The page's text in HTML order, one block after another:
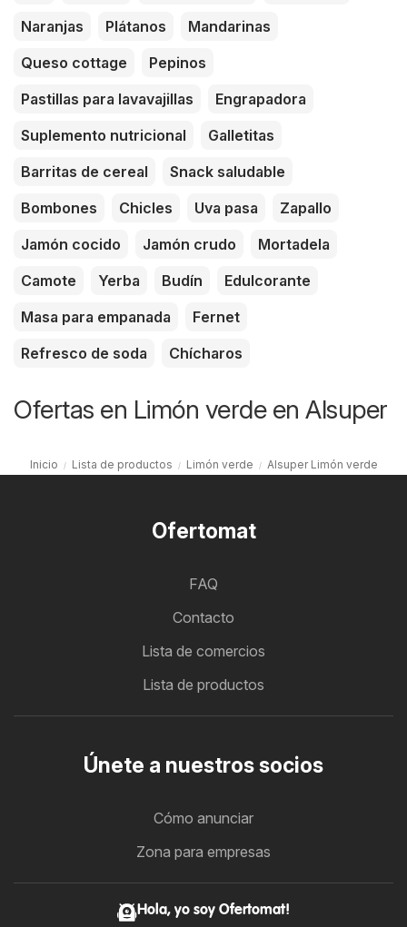
Naranjas
Plátanos
Mandarinas
Queso cottage
Pepinos
Pastillas para lavavajillas
Engrapadora
Suplemento nutricional
Galletitas
Barritas de cereal
Snack saludable
Bombones
Chicles Uva pasa
Zapallo
Jamón cocido
Jamón crudo
Mortadela
Camote
Yerba Budín
Edulcorante
Masa para empanada
Fernet
Refresco de soda
Chícharos
Ofertas en Limón verde en Alsuper
Inicio Lista de productos Limón verde Alsuper Limón verde
Ofertomat
FAQ
Contacto
Lista de comercios
Lista de productos
Únete a nuestros socios
Cómo anunciar
Zona para empresas
Hola, yo soy Ofertomat!